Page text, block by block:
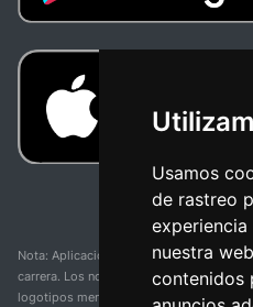
Usamos
de rastreo
nuestra
contenidos
Nota: Aplicación y web no oficial y no
carrera. Los nombres de equipos,
logotipos mencionados en esta página